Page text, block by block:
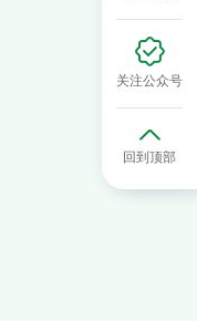
关注公众号
回到顶部